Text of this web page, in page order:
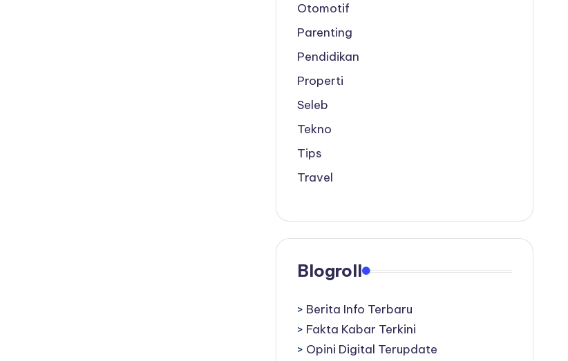
Otomotif
Parenting
Pendidikan
Properti
Seleb
Tekno
Tips
Travel
Blogroll
> Berita Info Terbaru
> Fakta Kabar Terkini
> Opini Digital Terupdate